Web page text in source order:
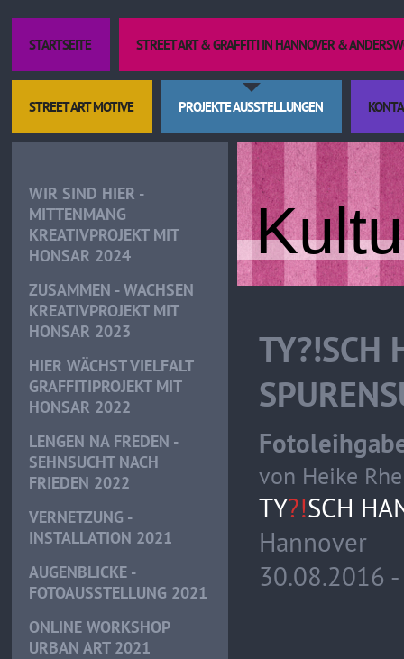
STARTSEITE STREET ART & GRAFFITI IN HANNOVER &
STREET ART MOTIVE PROJEKTE AUSSTELLUNGEN
WIR SIND HIER -
MITTENMANG
KREATIVPROJEKT MIT
HONSAR 2024
ZUSAMMEN - WACHSEN
KREATIVPROJEKT MIT
HONSAR 2023
HIER WÄCHST VIELFALT
GRAFFITIPROJEKT MIT
HONSAR 2022
LENGEN NA FREDEN -
SEHNSUCHT NACH
FRIEDEN 2022
VERNETZUNG -
INSTALLATION 2021
AUGENBLICKE -
FOTOAUSSTELLUNG 2021
ONLINE WORKSHOP
URBAN ART 2021
TY?!SCH
von Heike
TY?!SCH
Hannover
30.08.2016